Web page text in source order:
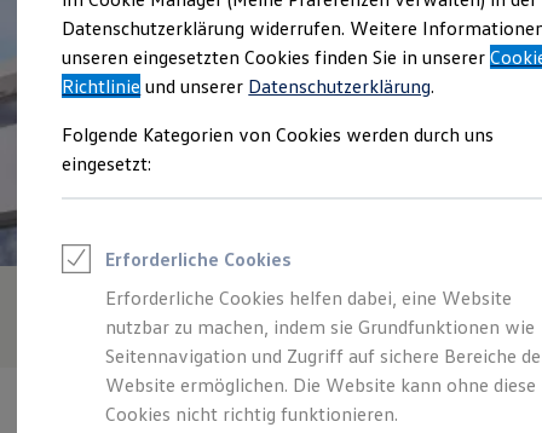
Großkunden
Kommunen & Behörden
Journalisten
Sportvereine
Branchenlösungen
Gewerbliche Personenbeförderung
Service & mobile Werkstätten
Kühlfahrzeuge
ONE Business ID Vorteile
Fahrzeugsuche & Marktplatz
Fahrzeugsuche
Fahrzeuge online kaufen
Digitaler Marktplatz
Kauf & Finanzierung
Online-Fahrzeugbewertung
Aktionen & Angebote
Datenschutzerklärung widerrufen. Weitere
unseren eingesetzten Cookies finden Sie in unserer
Richtlinie und unserer Datenschutzerklärung.
Folgende Kategorien von Cookies werden durch uns
eingesetzt:
Erforderliche Cookies
Erforderliche Cookies helfen dabei, eine Website
nutzbar zu machen, indem sie Grundfunktionen wie
Seitennavigation und Zugriff auf sichere Bereiche
Website ermöglichen. Die Website kann ohne diese
Cookies nicht richtig funktionieren.